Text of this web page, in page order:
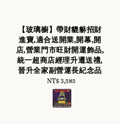
【玻璃櫥】帶財貔貅招財
進寶,適合送開業,開幕,開
店,營業門市旺財開運飾品,
統一超商店經理升遷送禮,
晉升全家副營運長紀念品
Regular
price
NT$ 3,585